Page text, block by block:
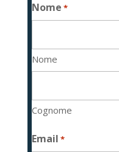
Nome *
Nome
Cognome
Email *